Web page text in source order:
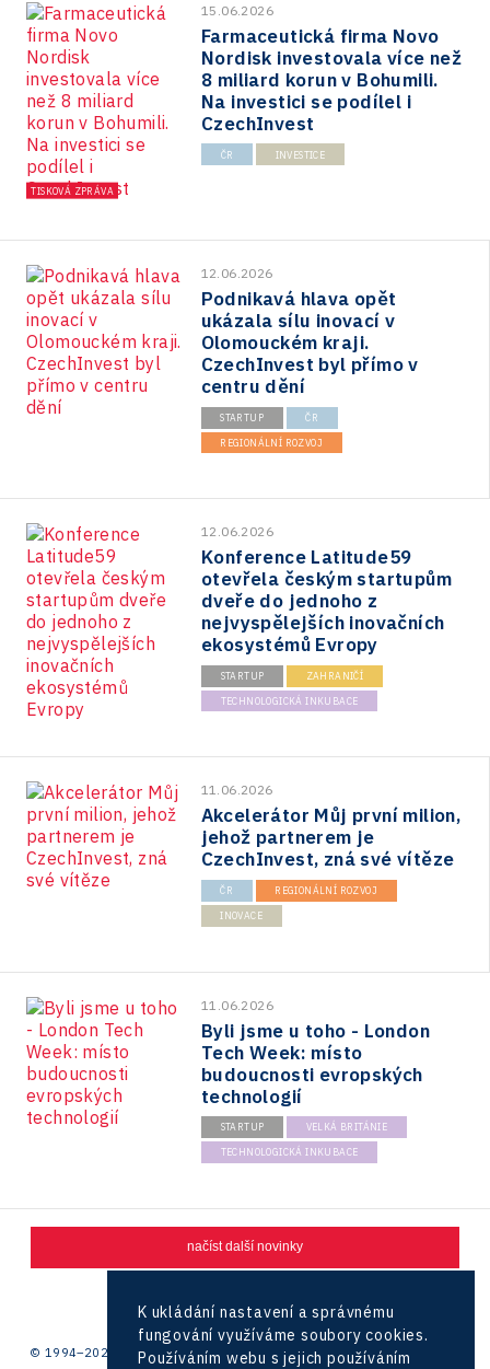
TISKOVÁ ZPRÁVA
15.06.2026
Farmaceutická firma Novo
Nordisk investovala více než
8 miliard korun v Bohumili.
Na investici se podílel i
CzechInvest
ČR INVESTICE
12.06.2026
Podnikavá hlava opět
ukázala sílu inovací v
Olomouckém kraji.
CzechInvest byl přímo v
centru dění
STARTUP ČR
REGIONÁLNÍ ROZVOJ
12.06.2026
Konference Latitude59
otevřela českým startupům
dveře do jednoho z
nejvyspělejších inovačních
ekosystémů Evropy
STARTUP ZAHRANIČÍ
TECHNOLOGICKÁ INKUBACE
11.06.2026
Akcelerátor Můj první milion,
jehož partnerem je
CzechInvest, zná své vítěze
ČR REGIONÁLNÍ ROZVOJ
INOVACE
11.06.2026
Byli jsme u toho - London
Tech Week: místo
budoucnosti evropských
technologií
STARTUP VELKÁ BRITÁNIE
TECHNOLOGICKÁ INKUBACE
načíst další novinky
© 1994–2026 CzechInvest | .
K ukládání nastavení a správnému
fungování využíváme soubory cookies.
Používáním webu s jejich používáním